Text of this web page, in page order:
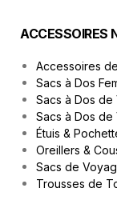
ACCESSOIRES
Accessoires
Sacs à Dos
Sacs à Dos de
Sacs à Dos de
Étuis &
Oreillers &
Sacs de
Trousses de